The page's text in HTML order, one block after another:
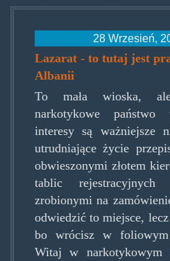
28 Wrzesień,
Lazarat - to tutaj jest
Albanii
To mała wioska,
narkotykowe
interesy są ważniejsze
utrudniające życie
obwieszonymi złotem
tablic
zrobionymi na
odwiedzić to miejsce,
bo wrócisz w
Witaj w narkotykowym